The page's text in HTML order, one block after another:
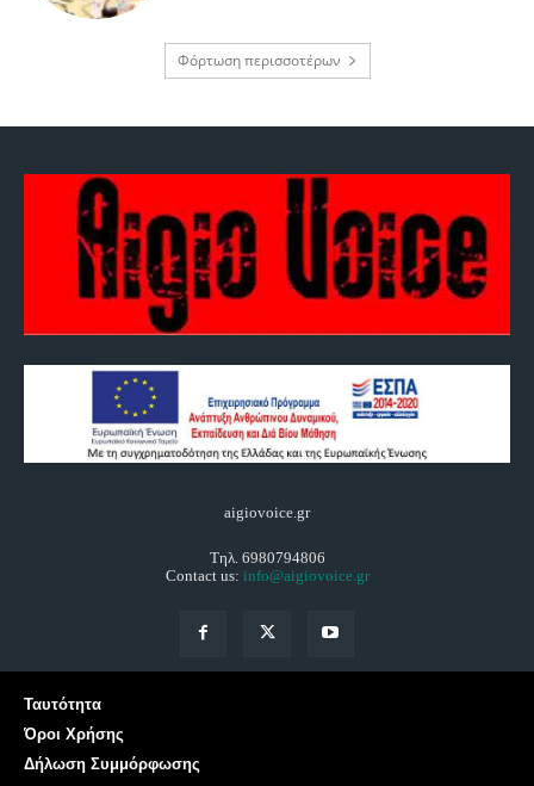
Φόρτωση περισσοτέρων
aigiovoice.gr
Τηλ. 6980794806
Contact us: info@aigiovoice.gr
Ταυτότητα
Όροι Χρήσης
Δήλωση Συμμόρφωσης